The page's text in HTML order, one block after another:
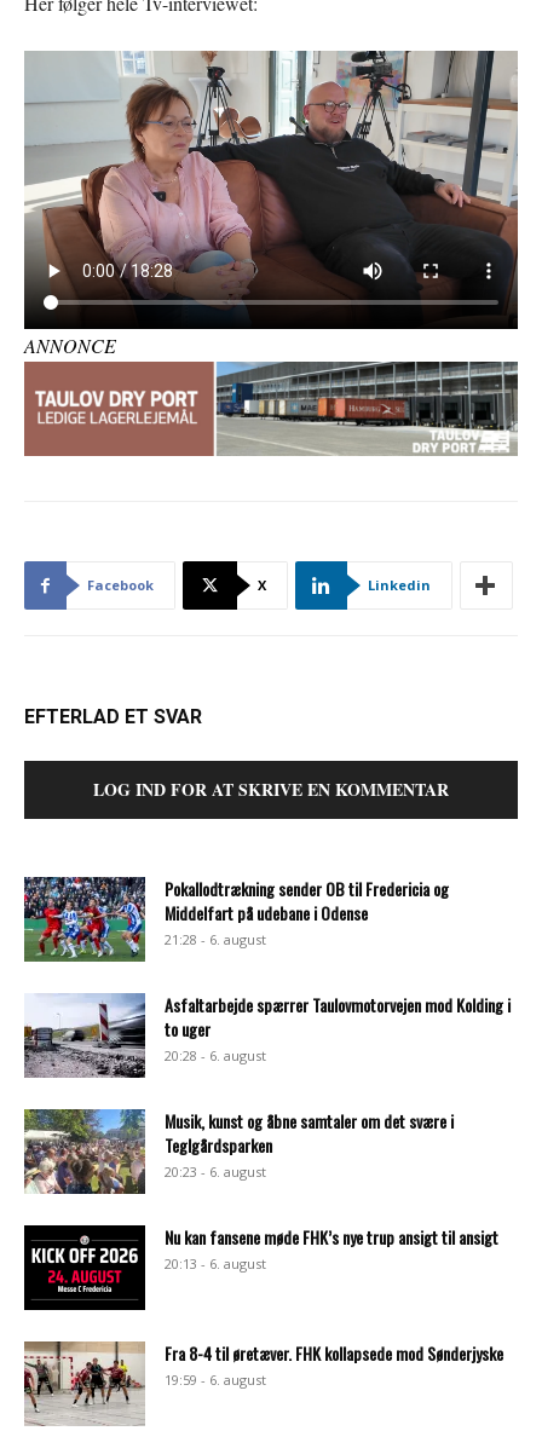
ANNONCE
Facebook X Linkedin
EFTERLAD ET SVAR
LOG IND FOR AT SKRIVE EN KOMMENTAR
Pokallodtrækning sender OB til Fredericia og
Middelfart på udebane i Odense
21:28 - 6. august
Asfaltarbejde spærrer Taulovmotorvejen mod Kolding i
to uger
20:28 - 6. august
Musik, kunst og åbne samtaler om det svære i
Teglgårdsparken
20:23 - 6. august
Nu kan fansene møde FHK’s nye trup ansigt til ansigt
20:13 - 6. august
Fra 8-4 til øretæver. FHK kollapsede mod Sønderjyske
19:59 - 6. august